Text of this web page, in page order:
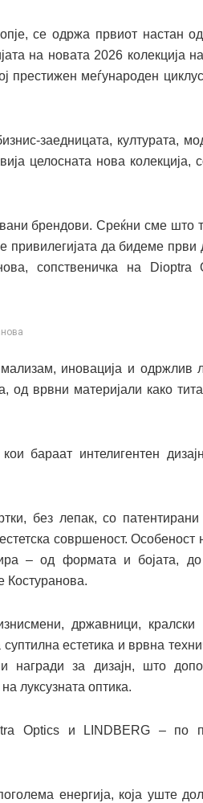
се одржа првиот настан
на новата 2026 колекција на
престижен меѓународен
заедницата, културата,
целосната нова колекција,
брендови. Среќни сме што
привилегијата да бидеме први
сопственичка на Dioptra
иновација и одржлив
од врвни материјали како
бараат интелигентен
без лепак, со
совршеност. Особеност
– од формата и бојата, до
Костуранова.
државници, кралски
естетика и врвна
награди за дизајн, што
луксузната оптика.
Optics и LINDBERG – по
енергија, која уште